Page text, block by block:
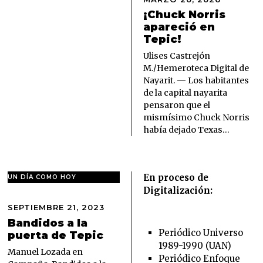
R
0
,
2
0
6
¡Chuck Norris
apareció en
Tepic!
Ulises Castrejón
M./Hemeroteca Digital de
Nayarit. — Los habitantes
de la capital nayarita
pensaron que el
mismísimo Chuck Norris
había dejado Texas…
UN DÍA COMO HOY
SEPTIEMBRE 21, 2023
E
Bandidos a la
puerta de Tepic
Manuel Lozada en
En proceso de
Digitalización:
Periódico Universo
1989-1990 (UAN)
Periódico Enfoque